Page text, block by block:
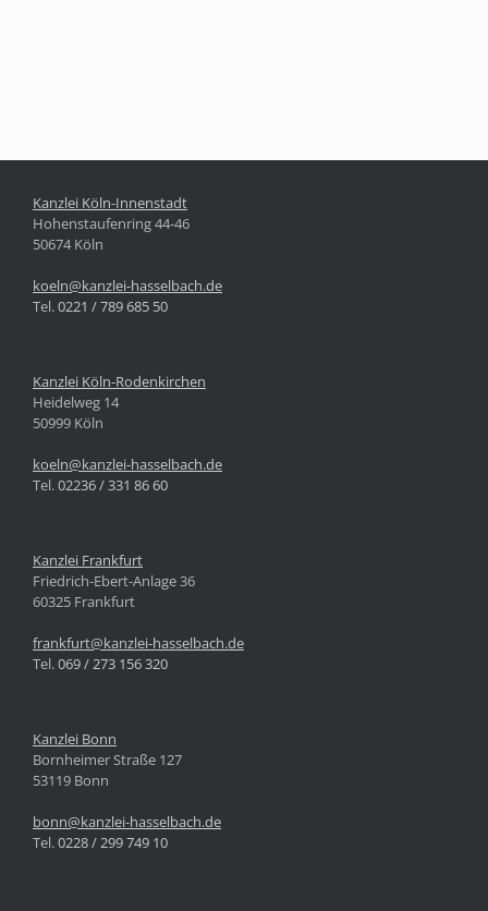
Kanzlei Köln-Innenstadt
Hohenstaufenring 44-46
50674 Köln
koeln@kanzlei-hasselbach.de
Tel.0221 / 789 685 50
Kanzlei Köln-Rodenkirchen
Heidelweg 14
50999 Köln
koeln@kanzlei-hasselbach.de
Tel.02236 / 331 86 60
Kanzlei Frankfurt
Friedrich-Ebert-Anlage 36
60325 Frankfurt
frankfurt@kanzlei-hasselbach.de
Tel.069 / 273 156 320
Kanzlei Bonn
Bornheimer Straße 127
53119 Bonn
bonn@kanzlei-hasselbach.de
Tel.0228 / 299 749 10